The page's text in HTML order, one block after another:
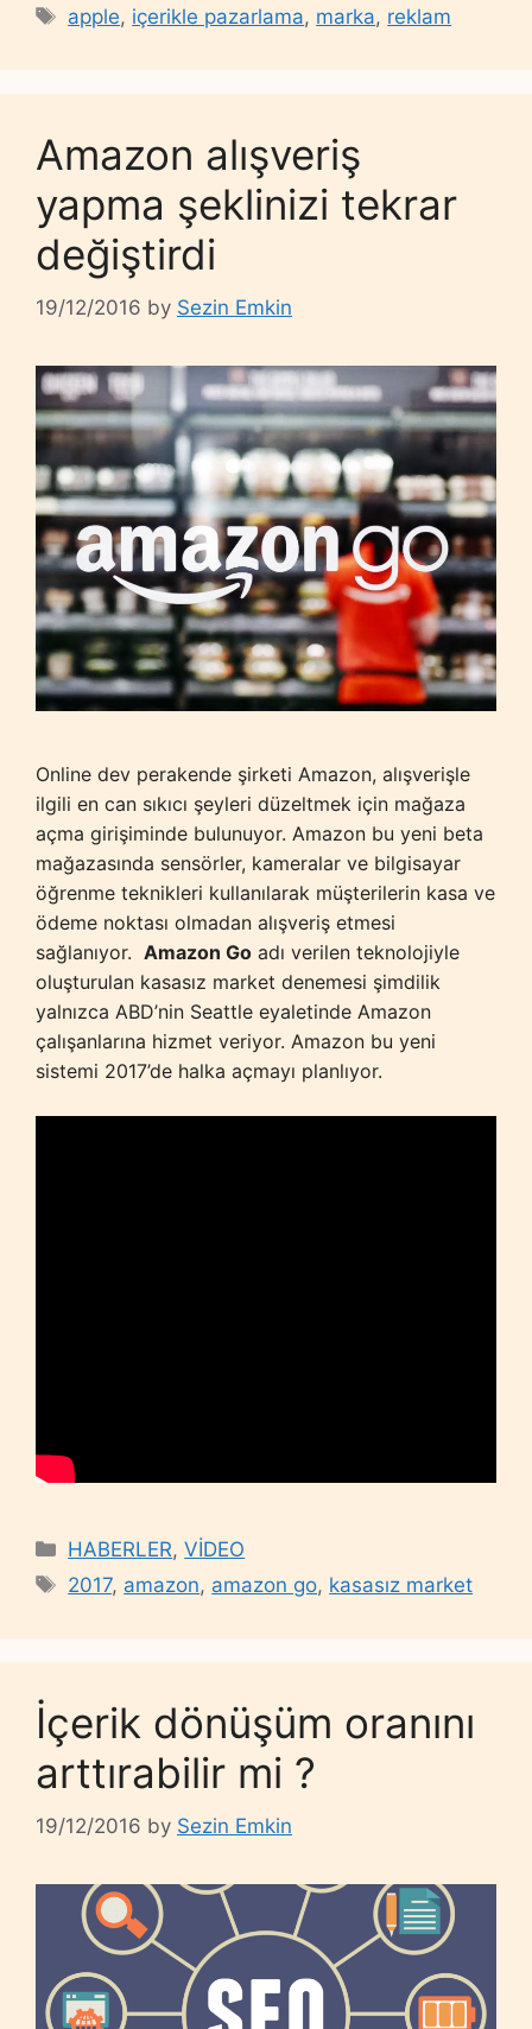
Tags
apple, içerikle pazarlama, marka, reklam
Amazon alışveriş
yapma şeklinizi tekrar
değiştirdi
19/12/2016 by Sezin Emkin
Online dev perakende şirketi Amazon, alışverişle
ilgili en can sıkıcı şeyleri düzeltmek için mağaza
açma girişiminde bulunuyor. Amazon bu yeni beta
mağazasında sensörler, kameralar ve bilgisayar
öğrenme teknikleri kullanılarak müşterilerin kasa ve
ödeme noktası olmadan alışveriş etmesi
sağlanıyor. Amazon Go adı verilen teknolojiyle
oluşturulan kasasız market denemesi şimdilik
yalnızca ABD’nin Seattle eyaletinde Amazon
çalışanlarına hizmet veriyor. Amazon bu yeni
sistemi 2017’de halka açmayı planlıyor.
Categories
HABERLER,VİDEO
Tags
2017, amazon, amazon go, kasasız market
İçerik dönüşüm oranını
arttırabilir mi ?
19/12/2016 by Sezin Emkin